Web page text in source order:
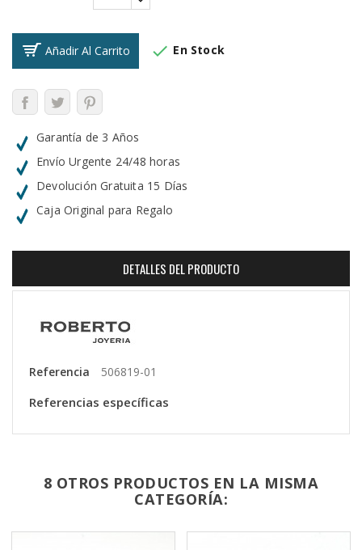
Añadir Al Carrito  En Stock
Garantía de 3 Años
Envío Urgente 24/48 horas
Devolución Gratuita 15 Días
Caja Original para Regalo
DETALLES DEL PRODUCTO
Referencia 506819-01
Referencias específicas
8 OTROS PRODUCTOS EN LA MISMA
CATEGORÍA: